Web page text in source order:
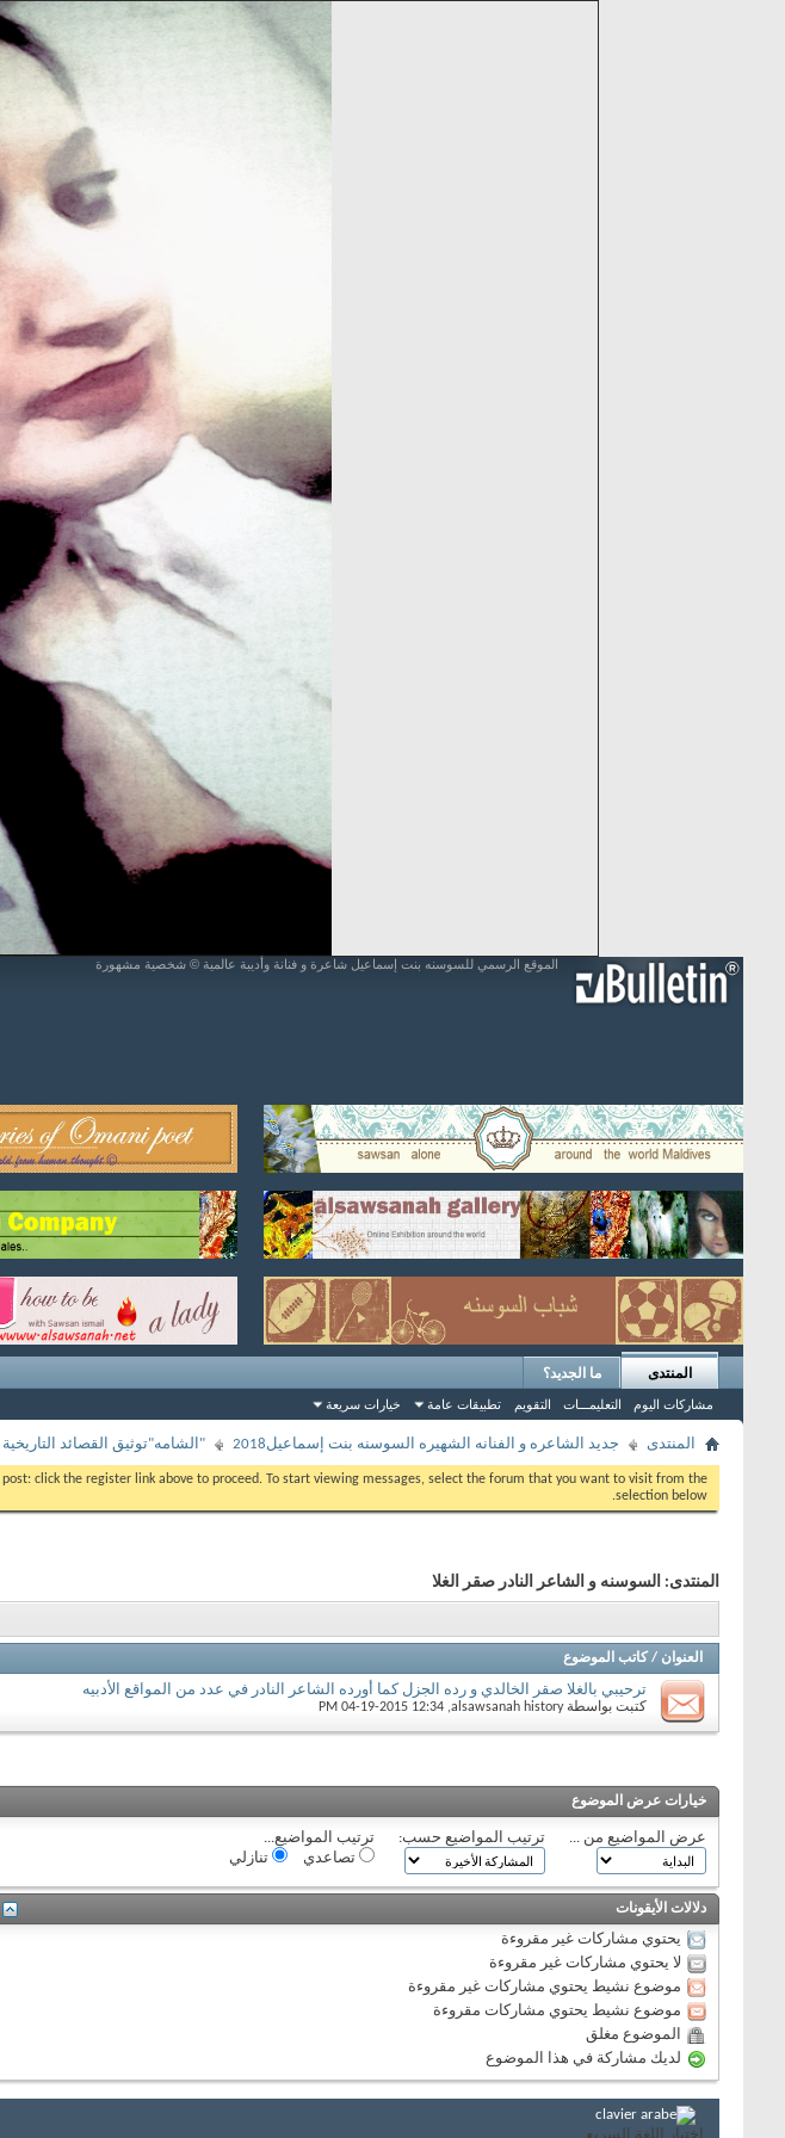
الموقع الرسمي للسوسنه بنت إسماعيل شاعرة و فنانة وأديبة عالمية © شخصية مشهورة
المنتدى
مشاركات اليوم التعليمـــات التقويم تطبيقات عامة خيارات سريعة
ما الجديد؟
المنتدى جديد الشاعره و الفنانه الشهيره السوسنه بنت إسماعيل2018 "الشامه"توثيق القصائد
post: click the register link above to proceed. To start viewing messages, select the forum that you want to visit from the
selection below.
المنتدى: السوسنه و الشاعر النادر صقر الغلا
العنوان / كاتب الموضوع
ترحيبي بالغلا صقر الخالدي و رده الجزل كما أورده الشاعر النادر في عدد من المواقع الأدبيه
كتبت بواسطةalsawsanah history
‏, 04-19-2015 12:34 PM
خيارات عرض الموضوع
عرض المواضيع من ... ترتيب المواضيع حسب:
ترتيب المواضيع...
تصاعدي
تنازلي
دلالات الأيقونات
يحتوي مشاركات غير مقروءة
لا يحتوي مشاركات غير مقروءة
موضوع نشيط يحتوي مشاركات غير مقروءة
موضوع نشيط يحتوي مشاركات مقروءة
الموضوع مغلق
لديك مشاركة في هذا الموضوع